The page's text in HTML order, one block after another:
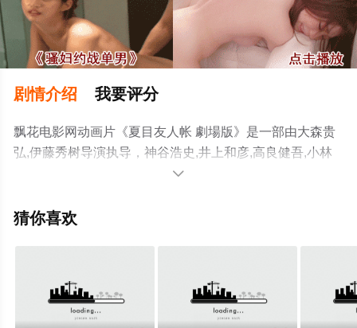
剧情介绍 我要评分
飘花电影网动画片《夏目友人帐 劇場版》是一部由大森贵
弘,伊藤秀树导演执导，神谷浩史,井上和彦,高良健吾,小林
沙苗,藤村步,村瀬步等明星演员精彩演绎的日本电影，手机
相关信息可移步至豆瓣电影、电视猫或剧情网等平台了

猜你喜欢